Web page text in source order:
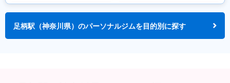
足柄駅（神奈川県）のパーソナルジムを目的別に探す